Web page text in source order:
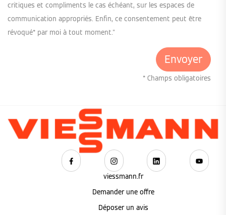
critiques et compliments le cas échéant, sur les espaces de
communication appropriés. Enfin, ce consentement peut être
révoqué* par moi à tout moment."
* Champs obligatoires
viessmann.fr
Demander une offre
Déposer un avis